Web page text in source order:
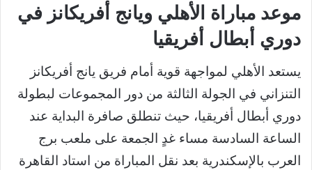
موعد مباراة الأهلي ويانج أفريكانز في
دوري أبطال أفريقيا
يستعد الأهلي لمواجهة قوية أمام فريق يانج أفريكانز
التنزاني في الجولة الثالثة من دور المجموعات لبطولة
دوري أبطال أفريقيا، حيث تنطلق صافرة البداية عند
الساعة السادسة مساء غدٍ الجمعة على ملعب برج
العرب بالإسكندرية بعد نقل المباراة من استاد القاهرة